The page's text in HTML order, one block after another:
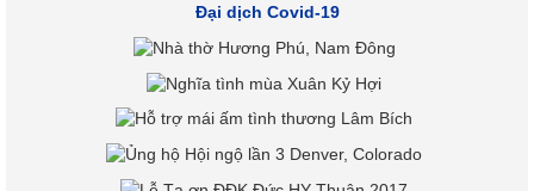
Đại dịch Covid-19